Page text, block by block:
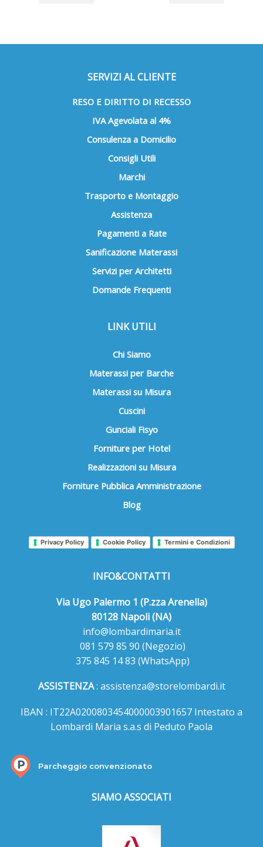
Le
essere
nella
pagina
Le
SERVIZI AL CLIENTE
RESO E DIRITTO DI RECESSO
IVA Agevolata al 4%
Consulenza a Domicilio
Consigli Utili
Marchi
Trasporto e Montaggio
Assistenza
Pagamenti a Rate
Sanificazione Materassi
Servizi per Architetti
Domande Frequenti
LINK UTILI
Chi Siamo
Materassi per Barche
Materassi su Misura
Cuscini
Gunciali Fisyo
Forniture per Hotel
Realizzazioni su Misura
Forniture Pubblica Amministrazione
Blog
Privacy Policy Cookie Policy Termini e Condizioni
INFO&CONTATTI
Via Ugo Palermo 1 (P.zza Arenella)
80128 Napoli (NA)
info@lombardimaria.it
081 579 85 90 (Negozio)
375 845 14 83 (WhatsApp)
ASSISTENZA: assistenza@storelombardi.it
IBAN : IT22A0200803454000003901657 Intestato a
Lombardi Maria s.a.s di Peduto Paola
Parcheggio convenzionato
SIAMO ASSOCIATI